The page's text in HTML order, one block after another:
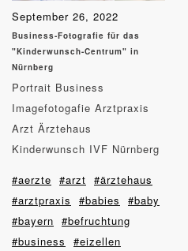
September 26, 2022
Business-Fotografie für das
"Kinderwunsch-Centrum" in
Nürnberg
Portrait Business
Imagefotogafie Arztpraxis
Arzt Ärztehaus
Kinderwunsch IVF Nürnberg
#aerzte #arzt #ärztehaus
#arztpraxis
#babies
#baby
#bayern #befruchtung
#business
#eizellen